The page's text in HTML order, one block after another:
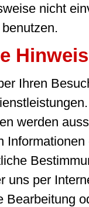
nicht
Ihren
werden
uns per
Bearbeitung